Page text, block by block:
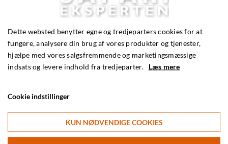
Email:
info@safarieksperten.dk
Telefon:56 36 25 45
Dette websted benytter egne og tredjeparters cookies for at
fungere, analysere din brug af vores produkter og tjenester,
hjælpe med vores salgsfremmende og marketingsmæssige
indsats og levere indhold fra tredjeparter. Læs mere
Cookie indstillinger
KUN NØDVENDIGE COOKIES